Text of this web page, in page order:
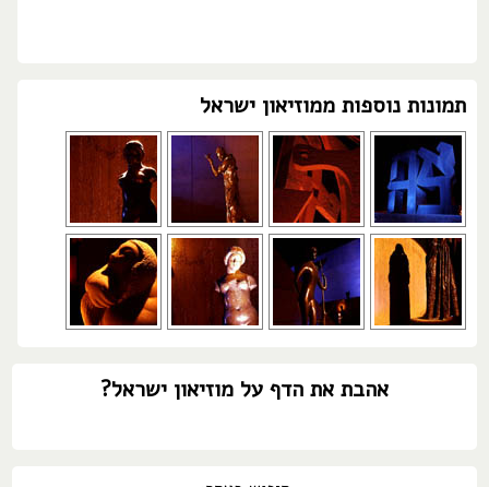
תמונות נוספות ממוזיאון ישראל
אהבת את הדף על מוזיאון ישראל?